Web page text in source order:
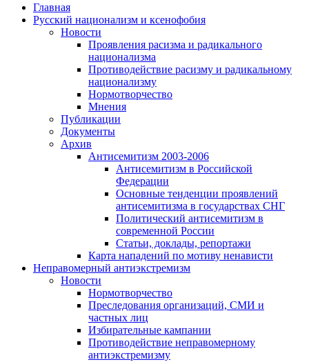
Главная
Русский национализм и ксенофобия
Новости
Проявления расизма и радикального
национализма
Противодействие расизму и радикальному
национализму
Нормотворчество
Мнения
Публикации
Документы
Архив
Антисемитизм 2003-2006
Антисемитизм в Российской
Федерации
Основные тенденции проявлений
антисемитизма в государствах СНГ
Политический антисемитизм в
современной России
Статьи, доклады, репортажи
Карта нападений по мотиву ненависти
Неправомерный антиэкстремизм
Новости
Нормотворчество
Преследования организаций, СМИ и
частных лиц
Избирательные кампании
Противодействие неправомерному
антиэкстремизму